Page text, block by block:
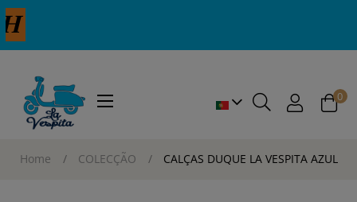
Toggle
☰ 0
Home COLECÇÃO CALÇAS DUQUE LA VESPITA AZUL